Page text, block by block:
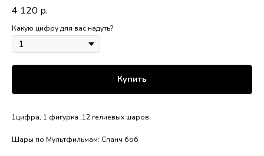
4 120 р.
Какую цифру для вас надуть?
Купить
1цифра, 1 фигурка ,12 гелиевых шаров.
Шары по Мультфильмам: Спанч боб